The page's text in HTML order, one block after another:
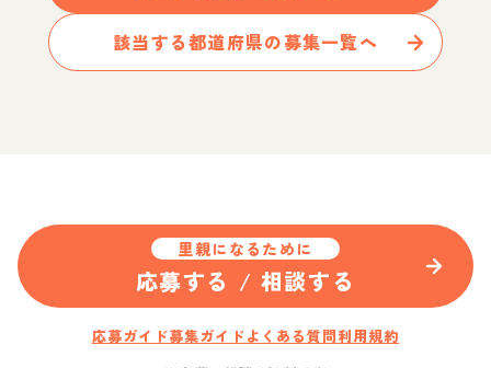
該当する都道府県の募集一覧へ
里親になるために
応募する / 相談する
応募ガイド募集ガイド よくある質問利用規約